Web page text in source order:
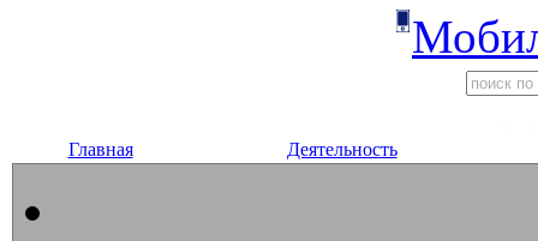
Главная Деятельность